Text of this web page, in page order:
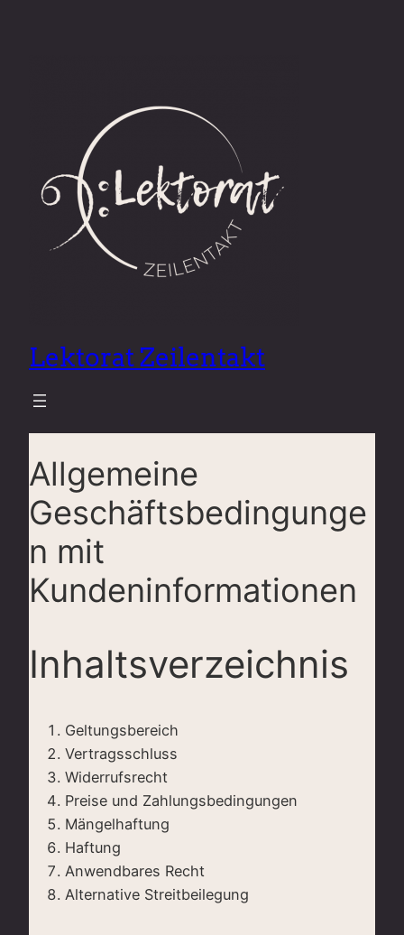
Lektorat Zeilentakt
Allgemeine
Geschäftsbedingunge
n mit
Kundeninformationen
Inhaltsverzeichnis
Geltungsbereich
Vertragsschluss
Widerrufsrecht
Preise und Zahlungsbedingungen
Mängelhaftung
Haftung
Anwendbares Recht
Alternative Streitbeilegung